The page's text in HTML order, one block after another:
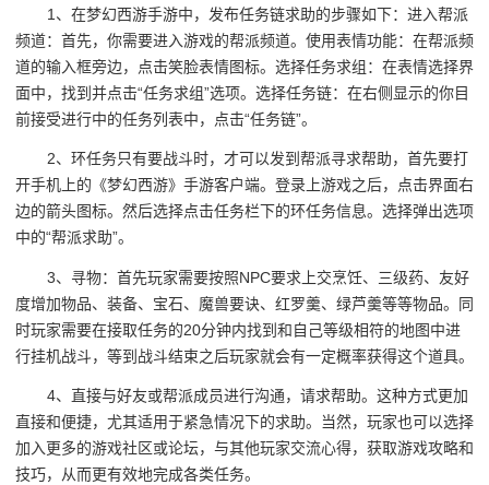
1、在梦幻西游手游中，发布任务链求助的步骤如下：进入帮派
频道：首先，你需要进入游戏的帮派频道。使用表情功能：在帮派频
道的输入框旁边，点击笑脸表情图标。选择任务求组：在表情选择界
面中，找到并点击“任务求组”选项。选择任务链：在右侧显示的你目
前接受进行中的任务列表中，点击“任务链”。
2、环任务只有要战斗时，才可以发到帮派寻求帮助，首先要打
开手机上的《梦幻西游》手游客户端。登录上游戏之后，点击界面右
边的箭头图标。然后选择点击任务栏下的环任务信息。选择弹出选项
中的“帮派求助”。
3、寻物：首先玩家需要按照NPC要求上交烹饪、三级药、友好
度增加物品、装备、宝石、魔兽要诀、红罗羹、绿芦羹等等物品。同
时玩家需要在接取任务的20分钟内找到和自己等级相符的地图中进
行挂机战斗，等到战斗结束之后玩家就会有一定概率获得这个道具。
4、直接与好友或帮派成员进行沟通，请求帮助。这种方式更加
直接和便捷，尤其适用于紧急情况下的求助。当然，玩家也可以选择
加入更多的游戏社区或论坛，与其他玩家交流心得，获取游戏攻略和
技巧，从而更有效地完成各类任务。